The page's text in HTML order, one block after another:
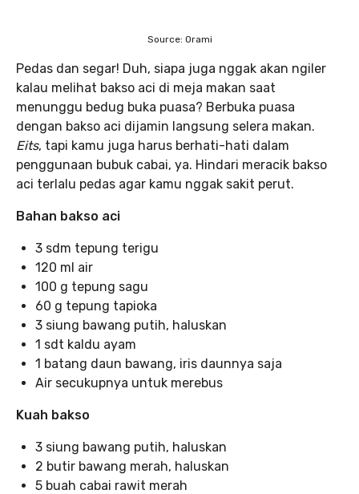
Source: Orami
Pedas dan segar! Duh, siapa juga nggak akan ngiler
kalau melihat bakso aci di meja makan saat
menunggu bedug buka puasa? Berbuka puasa
dengan bakso aci dijamin langsung selera makan.
Eits, tapi kamu juga harus berhati-hati dalam
penggunaan bubuk cabai, ya. Hindari meracik bakso
aci terlalu pedas agar kamu nggak sakit perut.
Bahan bakso aci
3 sdm tepung terigu
120 ml air
100 g tepung sagu
60 g tepung tapioka
3 siung bawang putih, haluskan
1 sdt kaldu ayam
1 batang daun bawang, iris daunnya saja
Air secukupnya untuk merebus
Kuah bakso
3 siung bawang putih, haluskan
2 butir bawang merah, haluskan
5 buah cabai rawit merah